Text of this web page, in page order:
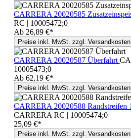
CARRERA 20020585
RC | 10005472;0
Ab 26,89 €*
Preise inkl. MwSt. zzgl. Versandkosten
CARRERA 20020587 Überfahrt
10005473;0
Ab 62,19 €*
Preise inkl. MwSt. zzgl. Versandkosten
CARRERA 20020588 Randstreifen
CARRERA RC | 10005474;0
25,09 €*
Preise inkl. MwSt. zzgl. Versandkosten